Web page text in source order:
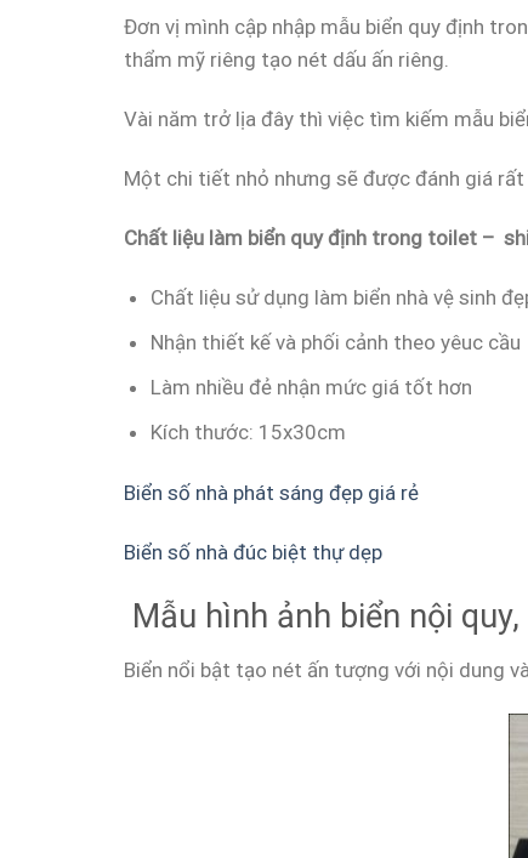
Đơn vị mình cập nhập mẫu biển quy định
thẩm mỹ riêng tạo nét dấu ấn riêng.
Vài năm trở lịa đây thì việc tìm kiếm mẫu
Một chi tiết nhỏ nhưng sẽ được đánh giá
Chất liệu làm biển quy định trong toilet –
Chất liệu sử dụng làm biển nhà vệ sinh
Nhận thiết kế và phối cảnh theo yêuc cầu
Làm nhiều đẻ nhận mức giá tốt hơn
Kích thước: 15x30cm
Biển số nhà phát sáng đẹp giá rẻ
Biển số nhà đúc biệt thự dẹp
Mẫu hình ảnh biển nội
Biển nổi bật tạo nét ấn tượng với nội dung